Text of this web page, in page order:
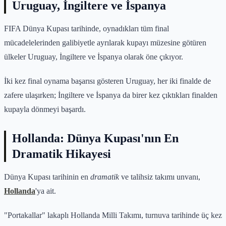
Uruguay, İngiltere ve İspanya
FIFA Dünya Kupası tarihinde, oynadıkları tüm final
mücadelelerinden galibiyetle ayrılarak kupayı müzesine götüren
ülkeler Uruguay, İngiltere ve İspanya olarak öne çıkıyor.
İki kez final oynama başarısı gösteren Uruguay, her iki finalde de
zafere ulaşırken; İngiltere ve İspanya da birer kez çıktıkları finalden
kupayla dönmeyi başardı.
Hollanda: Dünya Kupası'nın En
Dramatik Hikayesi
Dünya Kupası tarihinin en dramatikve talihsiz takımı unvanı,
Hollanda'ya ait.
"Portakallar" lakaplı Hollanda Milli Takımı, turnuva tarihinde üç kez